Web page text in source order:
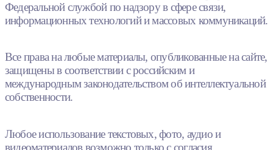
Федеральной службой по надзору в сфере связи,
информационных технологий и массовых коммуникаций.
Все права на любые материалы, опубликованные на сайте,
защищены в соответствии с российским и
международным законодательством об интеллектуальной
собственности.
Любое использование текстовых, фото, аудио и
видеоматериалов возможно только с согласия